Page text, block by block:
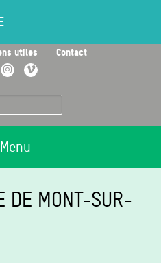
principal
utiles Contact
InstagramVimeo
DE MONT-SUR-